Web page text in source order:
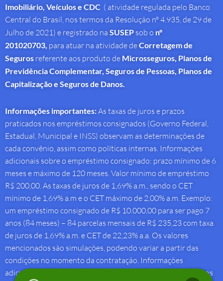
Imobiliário, Veículos e CDC ( atividade regulada pelo Banco
Central do Brasil, nos termos da Resolução nº 4.935, de 29 de
Julho de 2021) e registrado na SUSEP sob o nº
201020703, para atuar na atividade deCorretagem de
Seguros referente aos produto de Microsseguros, Planos de
Previdência Complementar, Seguros de Pessoas, Planos de
Capitalização e Seguros de Danos.
Informações importantes:As taxas de juros e prazos
praticados nos empréstimos consignados (Governo Federal,
Estadual, Municipal e INSS) observam as determinações de
cada convênio, assim como políticas internas. Informações
adicionais sobre o empréstimo consignado: prazo mínimo de 6
meses e máximo de 120 meses. Valor mínimo de empréstimo
R$ 200,00. As taxas de juros de 1,69% a.m., sendo o CET
mínimo de 1,69% a.m e o CET máximo de 2,00% a.m. Exemplo:
um empréstimo consignado de R$ 10.000,00 para ser pago 7
anos (84 meses) – 84 parcelas mensais de R$ 235,23 com taxa
de juros de 1,69% a.m. e CET de 22,23% a.a. Os valores
mencionados são simulações, podendo variar a partir das
condições no momento da contratação. Informações
adicionais sobre antecipação saque-aniversário: Taxa de juros